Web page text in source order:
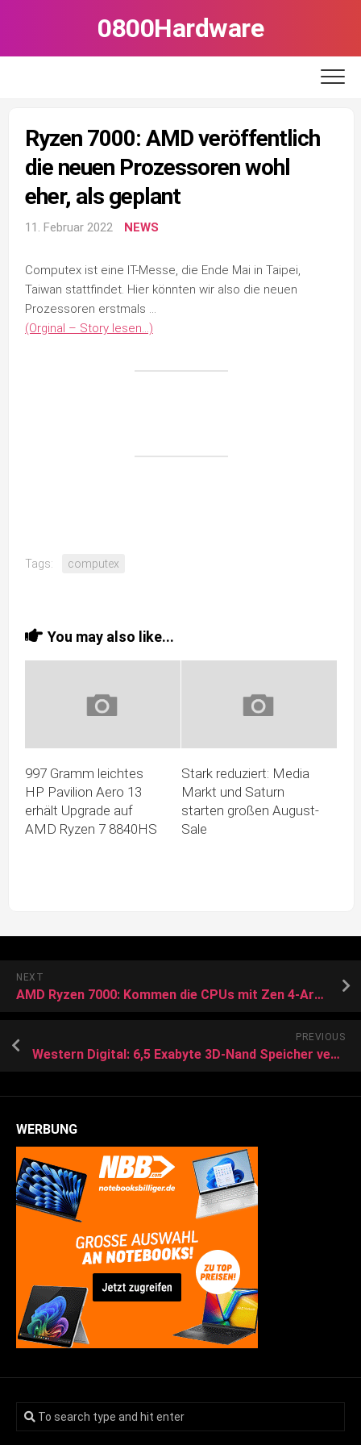
0800Hardware
Ryzen 7000: AMD veröffentlich
die neuen Prozessoren wohl
eher, als geplant
11. Februar 2022 NEWS
Computex ist eine IT-Messe, die Ende Mai in Taipei,
Taiwan stattfindet. Hier könnten wir also die neuen
Prozessoren erstmals …
(Orginal – Story lesen…)
Tags: computex
You may also like...
997 Gramm leichtes
HP Pavilion Aero 13
erhält Upgrade auf
AMD Ryzen 7 8840HS
Stark reduziert: Media
Markt und Saturn
starten großen August-
Sale
NEXT
AMD Ryzen 7000: Kommen die CPUs mit Zen 4-Architektur schon im dritten Quartal?
PREVIOUS
Western Digital: 6,5 Exabyte 3D-Nand Speicher verunreinigt – Preise könnten dadurch steigen
WERBUNG